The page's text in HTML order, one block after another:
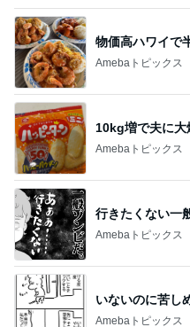
物価高ハワイで
Amebaトピックス
10kg増で夫に大
Amebaトピックス
行きたくない一
Amebaトピックス
いないのに苦し
Amebaトピックス